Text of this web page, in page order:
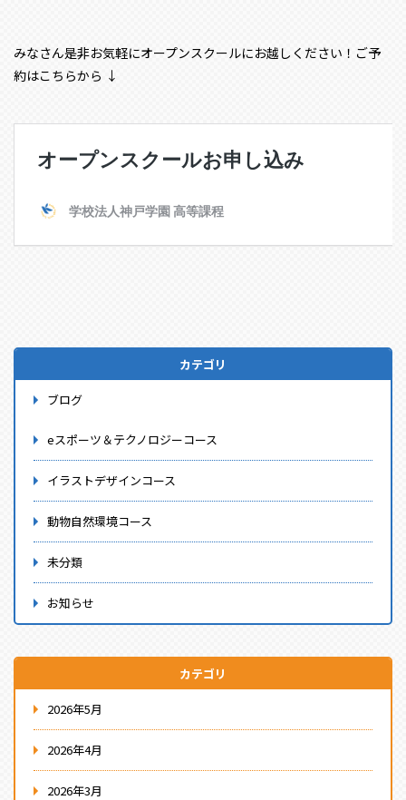
みなさん是非お気軽にオープンスクールにお越しください！ご予
約はこちらから ↓
カテゴリ
ブログ
eスポーツ＆テクノロジーコース
イラストデザインコース
動物自然環境コース
未分類
お知らせ
カテゴリ
2026年5月
2026年4月
2026年3月